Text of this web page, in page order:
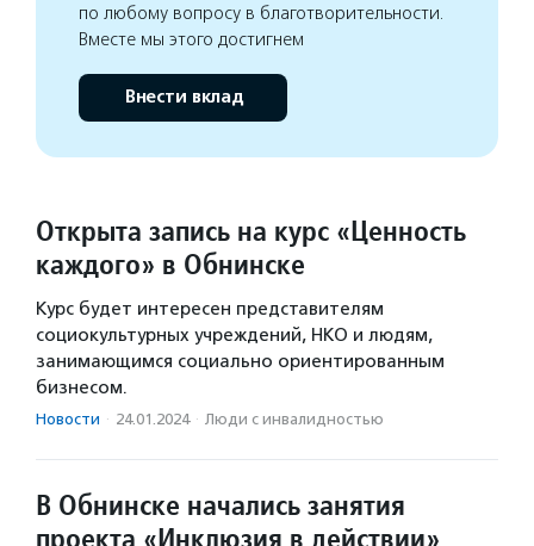
по любому вопросу в благотворительности.
Вместе мы этого достигнем
Внести вклад
Открыта запись на курс «Ценность
каждого» в Обнинске
Курс будет интересен представителям
социокультурных учреждений, НКО и людям,
занимающимся социально ориентированным
бизнесом.
Новости · 24.01.2024 · Люди с инвалидностью
В Обнинске начались занятия
проекта «Инклюзия в действии»